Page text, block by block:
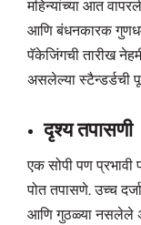
महिन्यांच्या आत
आणि बंधनकारक गुणधर्म
पॅकेजिंगची तारीख
असलेल्या स्टैन्डर्डची
दृश्य तपासणी
एक सोपी पण
पोत तपासणे. उच्च
आणि गुठळ्या नसलेले